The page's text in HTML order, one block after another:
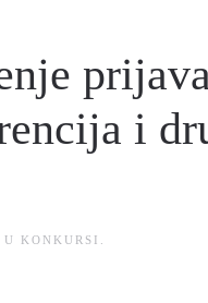
i
U KONKURSI